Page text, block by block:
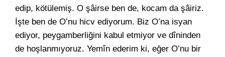
edip, kötülemiş. O şâirse ben de, kocam da şâiriz.
İşte ben de O’nu hicv ediyorum. Biz O’na isyan
ediyor, peygamberliğini kabul etmiyor ve dîninden
de hoşlanmıyoruz. Yemîn ederim ki, eğer O’nu bir